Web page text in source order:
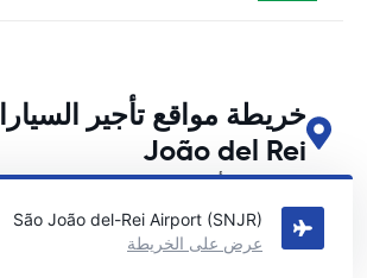
João del Rei
اطلع على مواقع تأجير السيارات الرئيسية لدينا في São João del Rei
São João del-Rei Airport (SNJR)
عرض على الخريطة